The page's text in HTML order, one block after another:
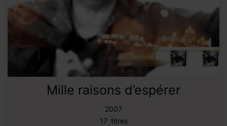
Mille raisons d’espérer
2007
17 titres